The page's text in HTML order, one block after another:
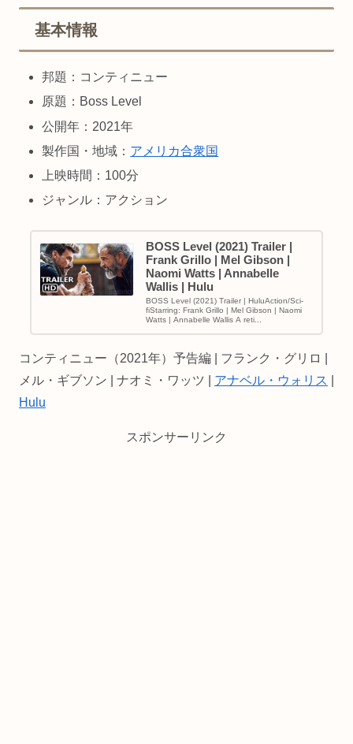
基本情報
邦題：コンティニュー
原題：Boss Level
公開年：2021年
製作国・地域： アメリカ合衆国
上映時間：100分
ジャンル：アクション
BOSS Level (2021) Trailer |
Frank Grillo | Mel Gibson |
Naomi Watts | Annabelle
Wallis | Hulu
BOSS Level (2021) Trailer | HuluAction/Sci-
fiStarring: Frank Grillo | Mel Gibson | Naomi
Watts | Annabelle Wallis A reti...
コンティニュー（2021年）予告編 | フランク・グリロ |
メル・ギブソン | ナオミ・ワッツ | アナベル・ウォリス
Hulu
スポンサーリンク